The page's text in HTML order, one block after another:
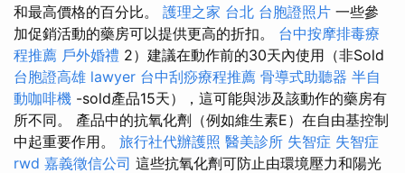
和最高價格的百分比。 護理之家 台北 台胞證照片 一些參
加促銷活動的藥房可以提供更高的折扣。 台中按摩排毒療
程推薦 戶外婚禮 2）建議在動作前的30天內使用（非Sold
台胞證高雄 lawyer 台中刮痧療程推薦 骨導式助聽器 半自
動咖啡機 -sold產品15天），這可能與涉及該動作的藥房有
所不同。 產品中的抗氧化劑（例如維生素E）在自由基控制
中起重要作用。 旅行社代辦護照 醫美診所 失智症 失智症
rwd 嘉義徵信公司 這些抗氧化劑可防止由環境壓力和陽光